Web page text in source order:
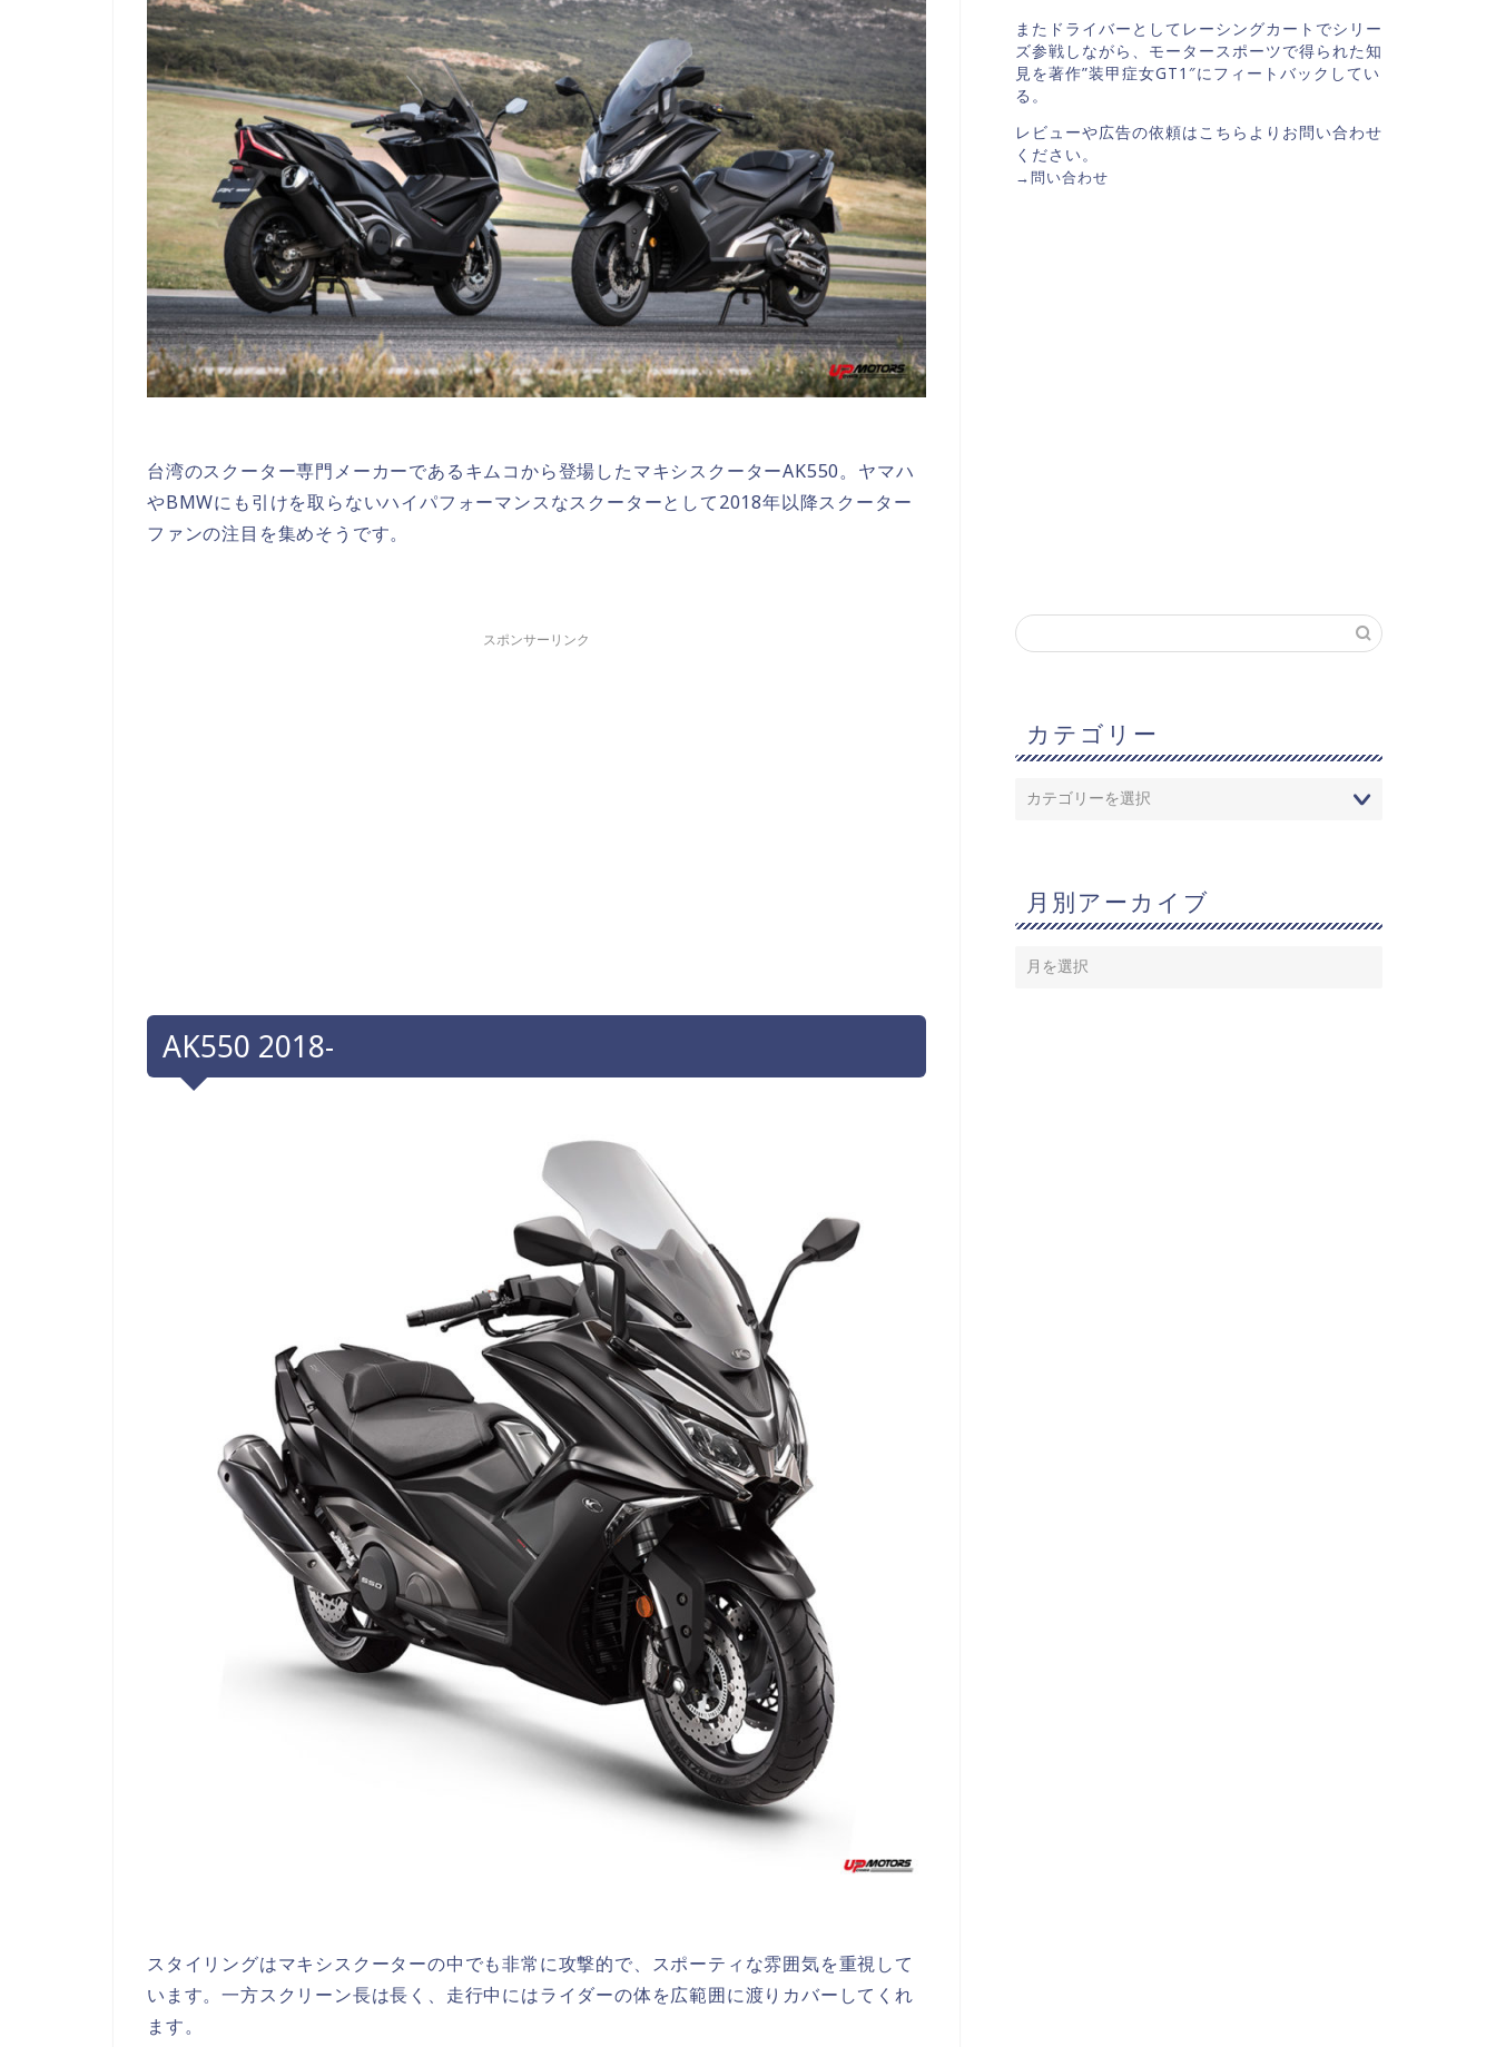
台湾のスクーター専門メーカーであるキムコから登場したマキシスクーターAK550。ヤマハ
やBMWにも引けを取らないハイパフォーマンスなスクーターとして2018年以降スクーター
ファンの注目を集めそうです。
スポンサーリンク
AK550 2018-
スタイリングはマキシスクーターの中でも非常に攻撃的で、スポーティな雰囲気を重視して
います。一方スクリーン長は長く、走行中にはライダーの体を広範囲に渡りカバーしてくれ
ます。
またドライバーとしてレーシングカートでシリー
ズ参戦しながら、モータースポーツで得られた知
見を著作”装甲症女GT1″にフィートバックしてい
る。
レビューや広告の依頼はこちらよりお問い合わせ
ください。
→問い合わせ
カテゴリー
月別アーカイブ